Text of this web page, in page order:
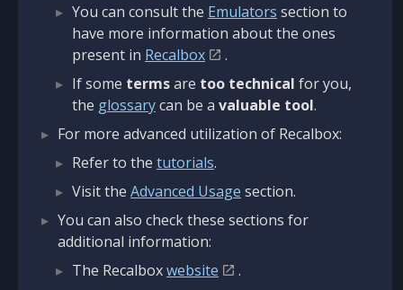
You can consult the Emulators section to
have more information about the ones
present in Recalbox
.
If some termsare too technical for you,
the glossarycan be a valuable tool.
For more advanced utilization of Recalbox:
Refer to the tutorials.
Visit the Advanced Usage section.
You can also check these sections for
additional information:
The Recalboxwebsite
.